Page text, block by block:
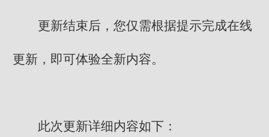
更新结束后，您仅需根据提示完成在线
更新，即可体验全新内容。
此次更新详细内容如下：